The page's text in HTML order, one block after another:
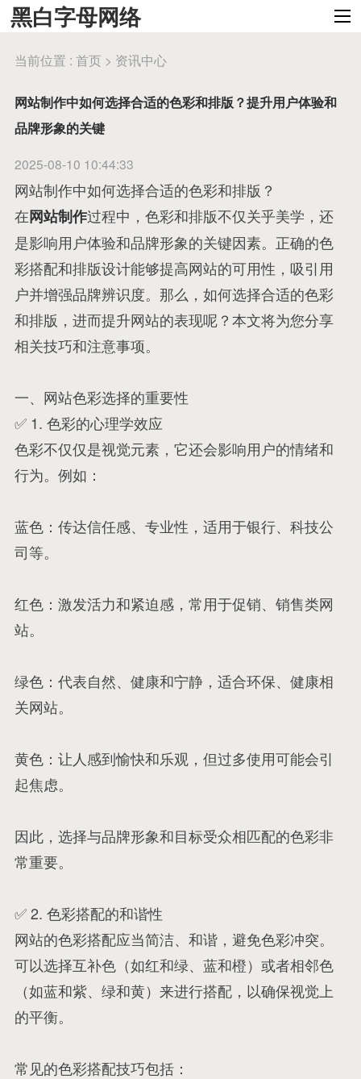
黑白字母网络
当前位置 : 首页 > 资讯中心
网站制作中如何选择合适的色彩和排版？提升用户体验和
品牌形象的关键
2025-08-10 10:44:33
网站制作中如何选择合适的色彩和排版？
在网站制作过程中，色彩和排版不仅关乎美学，还
是影响用户体验和品牌形象的关键因素。正确的色
彩搭配和排版设计能够提高网站的可用性，吸引用
户并增强品牌辨识度。那么，如何选择合适的色彩
和排版，进而提升网站的表现呢？本文将为您分享
相关技巧和注意事项。
一、网站色彩选择的重要性
✅ 1. 色彩的心理学效应
色彩不仅仅是视觉元素，它还会影响用户的情绪和
行为。例如：
蓝色：传达信任感、专业性，适用于银行、科技公
司等。
红色：激发活力和紧迫感，常用于促销、销售类网
站。
绿色：代表自然、健康和宁静，适合环保、健康相
关网站。
黄色：让人感到愉快和乐观，但过多使用可能会引
起焦虑。
因此，选择与品牌形象和目标受众相匹配的色彩非
常重要。
✅ 2. 色彩搭配的和谐性
网站的色彩搭配应当简洁、和谐，避免色彩冲突。
可以选择互补色（如红和绿、蓝和橙）或者相邻色
（如蓝和紫、绿和黄）来进行搭配，以确保视觉上
的平衡。
常见的色彩搭配技巧包括：